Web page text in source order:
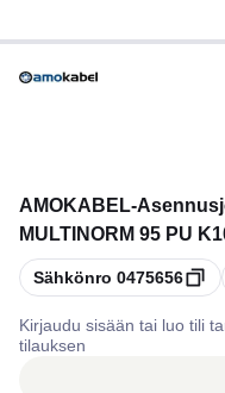
AMOKABEL-
MULTINORM 95 PU
Kopioi
Sähkönro 0475656
Kirjaudu sisään tai luo tili
tilauksen